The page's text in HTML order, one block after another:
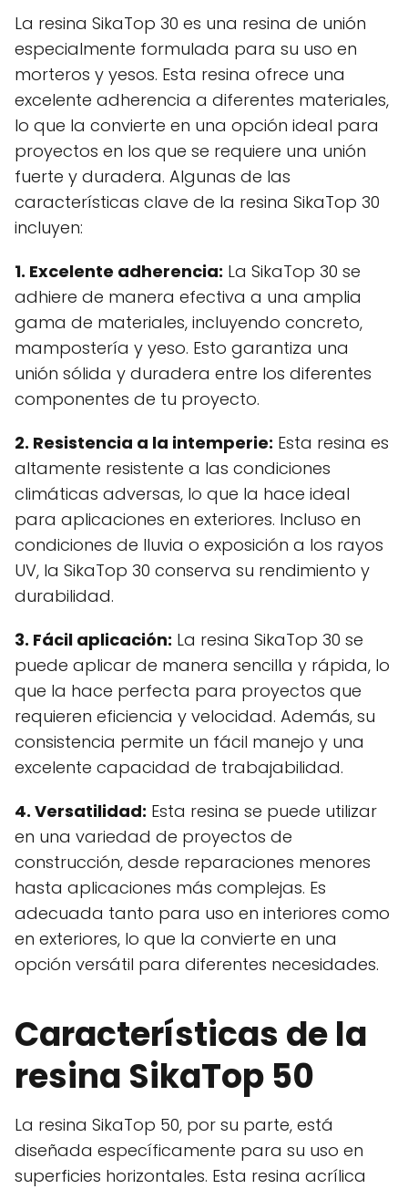
La resina SikaTop 30 es una resina de unión
especialmente formulada para su uso en
morteros y yesos. Esta resina ofrece una
excelente adherencia a diferentes materiales,
lo que la convierte en una opción ideal para
proyectos en los que se requiere una unión
fuerte y duradera. Algunas de las
características clave de la resina SikaTop 30
incluyen:
1. Excelente adherencia: La SikaTop 30 se
adhiere de manera efectiva a una amplia
gama de materiales, incluyendo concreto,
mampostería y yeso. Esto garantiza una
unión sólida y duradera entre los diferentes
componentes de tu proyecto.
2. Resistencia a la intemperie: Esta resina es
altamente resistente a las condiciones
climáticas adversas, lo que la hace ideal
para aplicaciones en exteriores. Incluso en
condiciones de lluvia o exposición a los rayos
UV, la SikaTop 30 conserva su rendimiento y
durabilidad.
3. Fácil aplicación: La resina SikaTop 30 se
puede aplicar de manera sencilla y rápida, lo
que la hace perfecta para proyectos que
requieren eficiencia y velocidad. Además, su
consistencia permite un fácil manejo y una
excelente capacidad de trabajabilidad.
4. Versatilidad: Esta resina se puede utilizar
en una variedad de proyectos de
construcción, desde reparaciones menores
hasta aplicaciones más complejas. Es
adecuada tanto para uso en interiores como
en exteriores, lo que la convierte en una
opción versátil para diferentes necesidades.
Características de la
resina SikaTop 50
La resina SikaTop 50, por su parte, está
diseñada específicamente para su uso en
superficies horizontales. Esta resina acrílica